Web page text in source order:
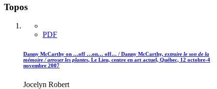
Topos
PDF
Danny McCarthy on …off …on… off… / Danny McCarthy, extraire le son de la
mémoire / arroser les plantes, Le Lieu, centre en art actuel, Québec, 12 octobre-4
novembre 2007
Jocelyn Robert